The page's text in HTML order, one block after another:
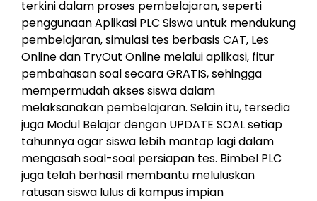
terkini dalam proses pembelajaran, seperti
penggunaan Aplikasi PLC Siswa untuk mendukung
pembelajaran, simulasi tes berbasis CAT, Les
Online dan TryOut Online melalui aplikasi, fitur
pembahasan soal secara GRATIS, sehingga
mempermudah akses siswa dalam
melaksanakan pembelajaran. Selain itu, tersedia
juga Modul Belajar dengan UPDATE SOAL setiap
tahunnya agar siswa lebih mantap lagi dalam
mengasah soal-soal persiapan tes. Bimbel PLC
juga telah berhasil membantu meluluskan
ratusan siswa lulus di kampus impian